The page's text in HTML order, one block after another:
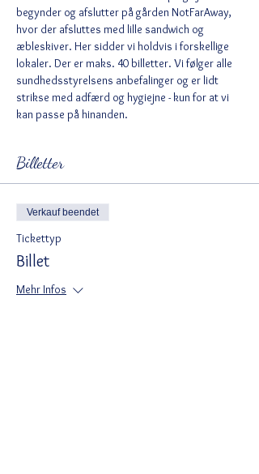
begynder og afslutter på gården NotFarAway,
hvor der afsluttes med lille sandwich og
æbleskiver. Her sidder vi holdvis i forskellige
lokaler. Der er maks. 40 billetter. Vi følger alle
sundhedsstyrelsens anbefalinger og er lidt
strikse med adfærd og hygiejne - kun for at vi
kan passe på hinanden.
Billetter
Verkauf beendet
Tickettyp
Billet
Mehr Infos